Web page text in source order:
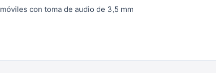
con toma de audio de 3,5 mm